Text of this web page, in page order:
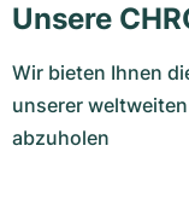
Unsere
Wir bieten Ihnen
unserer
abzuholen